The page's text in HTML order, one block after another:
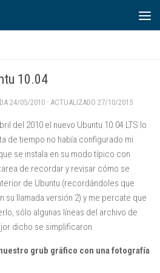
10.04
24/05/2010 · ACTUALIZADO 27/10/2015
del 2010 el nuevo Ubuntu 10.04 LTS lo
de tiempo no había configurado mi
se instala en su modo típico con
de recordar y revisar cómo se
de Ubuntu (recordándoles que
su llamada versión 2) y me percate que
sólo algunas líneas del archivo de
dicho se simplificaron.
grub gráfico con una fotografía